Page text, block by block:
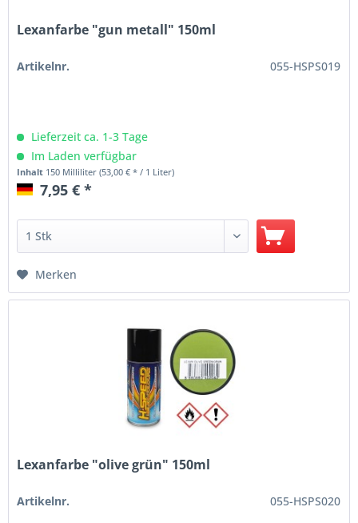
Lexanfarbe "gun metall" 150ml
Artikelnr. 055-HSPS019
Lieferzeit ca. 1-3 Tage
Im Laden verfügbar
Inhalt 150 Milliliter(53,00 € * / 1 Liter)
7,95 € *
Merken
Lexanfarbe "olive grün" 150ml
Artikelnr. 055-HSPS020